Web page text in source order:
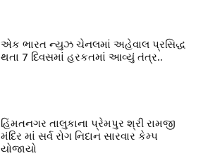
એક ભારત ન્યુઝ ચેનલમાં અહેવાલ પ્રસિદ્ધ
થતા 7 દિવસમાં હરકતમાં આવ્યું તંત્ર..
હિંમતનગર તાલુકાના પ્રેમપુર શ્રી રામજી
મંદિર માં સર્વ રોગ નિદાન સારવાર કેમ્પ
યોજાયો